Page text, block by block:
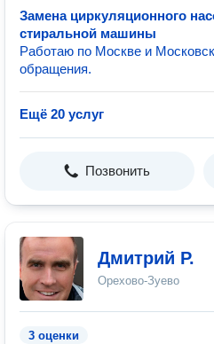
Замена циркуляционного
стиральной машины
Работаю по Москве и
обращения.
Ещё 20 услуг
Позвонить
Дмитрий Р.
Орехово-Зуево
3 оценки